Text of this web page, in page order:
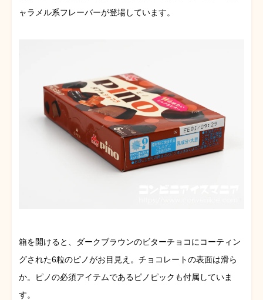
ャラメル系フレーバーが登場しています。
箱を開けると、ダークブラウンのビターチョコにコーティン
グされた6粒のピノがお目見え。チョコレートの表面は滑ら
か。ピノの必須アイテムであるピノピックも付属していま
す。